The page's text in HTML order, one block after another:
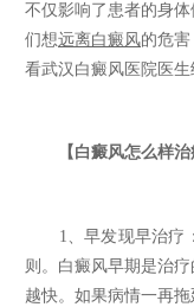
不仅影响了患者的身
们想远离白癜风的危
看武汉白癜风医院医生
【白癜风怎么样治
1、早发现早治疗
则。白癜风早期是治
越快。如果病情一再